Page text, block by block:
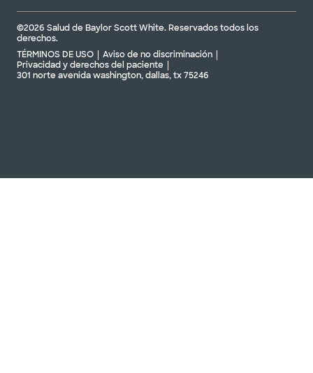
©2026 Salud de Baylor Scott White. Reservados todos los
derechos.
TÉRMINOS DE USO
Aviso de no discriminación
Privacidad y derechos del paciente
301 norte avenida washington, dallas, tx 75246